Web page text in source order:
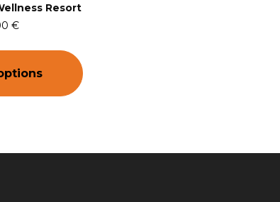
Resort
€